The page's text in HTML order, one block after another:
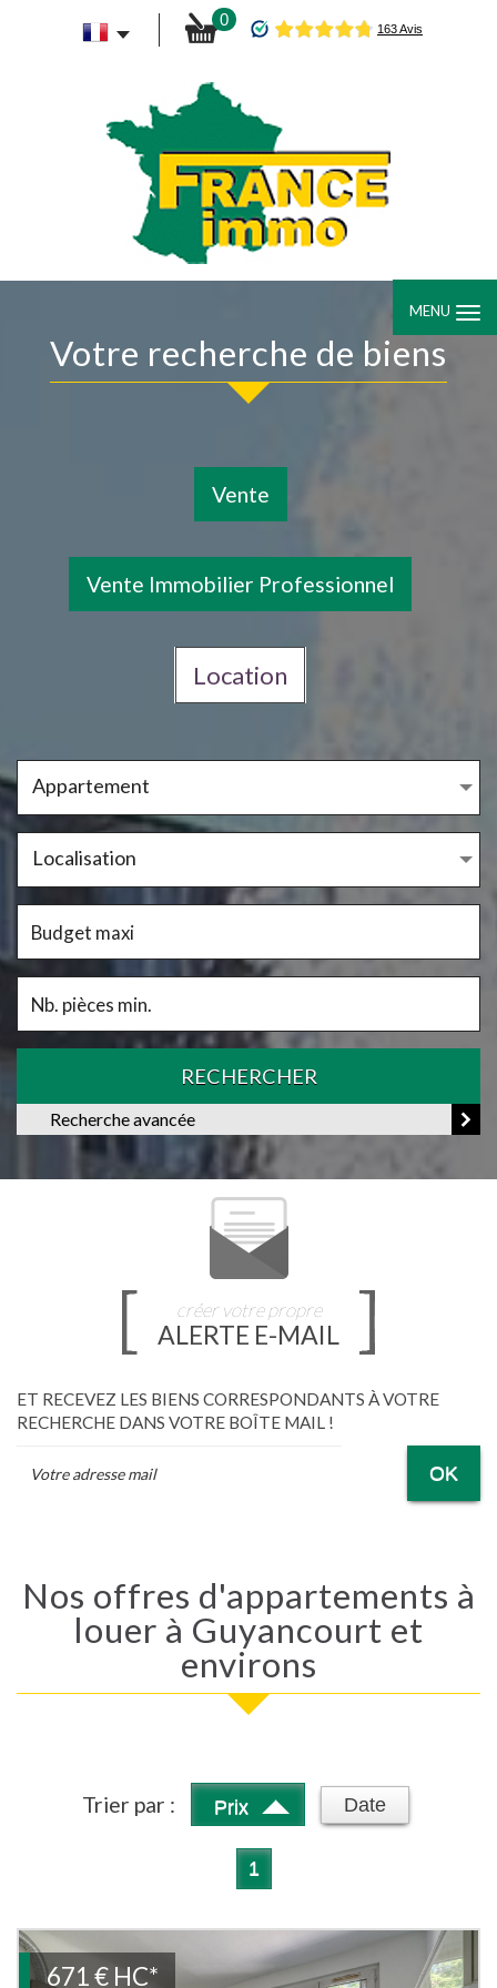
0
MENU
Votre recherche de biens
Vente
Vente Immobilier Professionnel
Location
Appartement
Localisation
RECHERCHER
Recherche avancée
créer votre propre
ALERTE E-MAIL
ET RECEVEZ LES BIENS CORRESPONDANTS À VOTRE
RECHERCHE DANS VOTRE BOÎTE MAIL !
OK
Nos offres d'appartements à
louer à Guyancourt et
environs
Trier par : Prix Date
1
671 € HC*